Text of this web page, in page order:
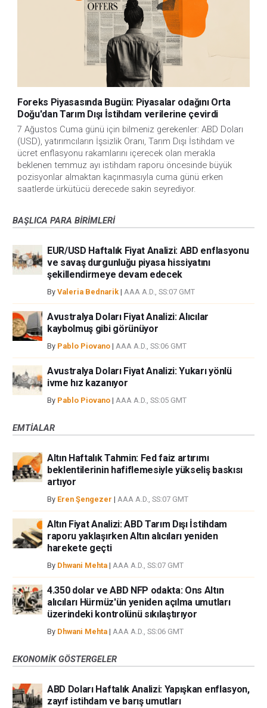
Foreks Piyasasında Bugün: Piyasalar odağını Orta
Doğu'dan Tarım Dışı İstihdam verilerine çevirdi
7 Ağustos Cuma günü için bilmeniz gerekenler: ABD Doları
(USD), yatırımcıların İşsizlik Oranı, Tarım Dışı İstihdam ve
ücret enflasyonu rakamlarını içerecek olan merakla
beklenen temmuz ayı istihdam raporu öncesinde büyük
pozisyonlar almaktan kaçınmasıyla cuma günü erken
saatlerde ürkütücü derecede sakin seyrediyor.
BAŞLICA PARA BIRIMLERI
EUR/USD Haftalık Fiyat Analizi: ABD enflasyonu
ve savaş durgunluğu piyasa hissiyatını
şekillendirmeye devam edecek
By Valeria Bednarik | AAA A.D., SS:07 GMT
Avustralya Doları Fiyat Analizi: Alıcılar
kaybolmuş gibi görünüyor
By Pablo Piovano | AAA A.D., SS:06 GMT
Avustralya Doları Fiyat Analizi: Yukarı yönlü
ivme hız kazanıyor
By Pablo Piovano | AAA A.D., SS:05 GMT
EMTIALAR
Altın Haftalık Tahmin: Fed faiz artırımı
beklentilerinin hafiflemesiyle yükseliş baskısı
artıyor
By Eren Şengezer | AAA A.D., SS:07 GMT
Altın Fiyat Analizi: ABD Tarım Dışı İstihdam
raporu yaklaşırken Altın alıcıları yeniden
harekete geçti
By Dhwani Mehta | AAA A.D., SS:07 GMT
4.350 dolar ve ABD NFP odakta: Ons Altın
alıcıları Hürmüz'ün yeniden açılma umutları
üzerindeki kontrolünü sıkılaştırıyor
By Dhwani Mehta | AAA A.D., SS:06 GMT
EKONOMIK GÖSTERGELER
ABD Doları Haftalık Analizi: Yapışkan enflasyon,
zayıf istihdam ve barış umutları